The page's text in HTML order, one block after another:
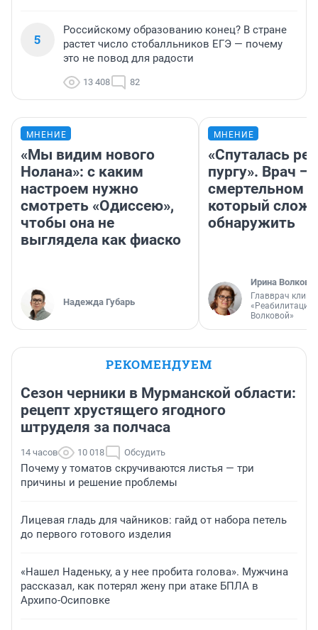
5
Российскому образованию конец? В стране
растет число стобалльников ЕГЭ — почему
это не повод для радости
13 408 82
МНЕНИЕ
«Мы видим нового
Нолана»: с каким
настроем нужно
смотреть «Одиссею»,
чтобы она не
выглядела как фиаско
Надежда Губарь
МНЕНИЕ
«Спуталась
пургу». Врач —
смертельном
который
обнаружить
Ирина Волкова
Главврач
«Реабилитация
Волковой»
РЕКОМЕНДУЕМ
Сезон черники в Мурманской области:
рецепт хрустящего ягодного
штруделя за полчаса
14 часов 10 018 Обсудить
Почему у томатов скручиваются листья — три
причины и решение проблемы
Лицевая гладь для чайников: гайд от набора петель
до первого готового изделия
«Нашел Наденьку, а у нее пробита голова». Мужчина
рассказал, как потерял жену при атаке БПЛА в
Архипо-Осиповке